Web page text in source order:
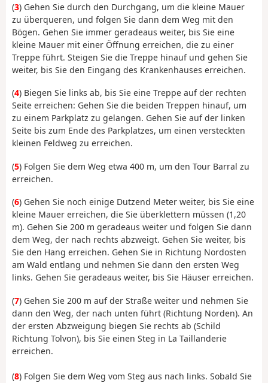
(3) Gehen Sie durch den Durchgang, um die kleine Mauer
zu überqueren, und folgen Sie dann dem Weg mit den
Bögen. Gehen Sie immer geradeaus weiter, bis Sie eine
kleine Mauer mit einer Öffnung erreichen, die zu einer
Treppe führt. Steigen Sie die Treppe hinauf und gehen Sie
weiter, bis Sie den Eingang des Krankenhauses erreichen.
(4) Biegen Sie links ab, bis Sie eine Treppe auf der rechten
Seite erreichen: Gehen Sie die beiden Treppen hinauf, um
zu einem Parkplatz zu gelangen. Gehen Sie auf der linken
Seite bis zum Ende des Parkplatzes, um einen versteckten
kleinen Feldweg zu erreichen.
(5) Folgen Sie dem Weg etwa 400 m, um den Tour Barral zu
erreichen.
(6) Gehen Sie noch einige Dutzend Meter weiter, bis Sie eine
kleine Mauer erreichen, die Sie überklettern müssen (1,20
m). Gehen Sie 200 m geradeaus weiter und folgen Sie dann
dem Weg, der nach rechts abzweigt. Gehen Sie weiter, bis
Sie den Hang erreichen. Gehen Sie in Richtung Nordosten
am Wald entlang und nehmen Sie dann den ersten Weg
links. Gehen Sie geradeaus weiter, bis Sie Häuser erreichen.
(7) Gehen Sie 200 m auf der Straße weiter und nehmen Sie
dann den Weg, der nach unten führt (Richtung Norden). An
der ersten Abzweigung biegen Sie rechts ab (Schild
Richtung Tolvon), bis Sie einen Steg in La Taillanderie
erreichen.
(8) Folgen Sie dem Weg vom Steg aus nach links. Sobald Sie